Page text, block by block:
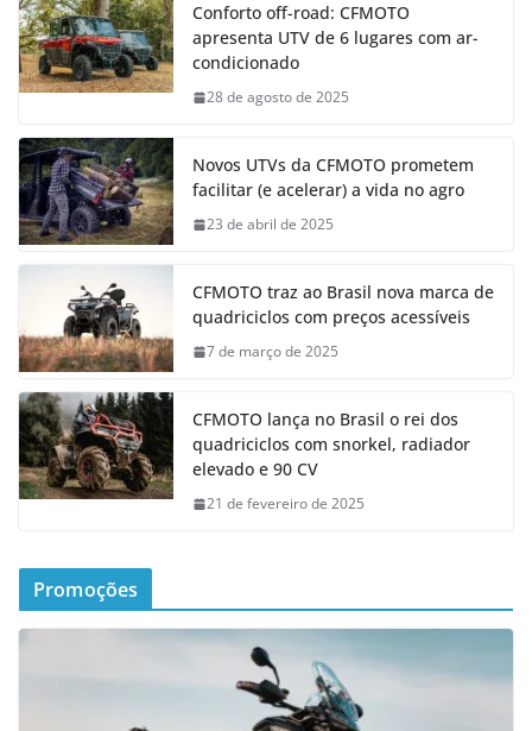
Conforto off-road: CFMOTO
apresenta UTV de 6 lugares com ar-
condicionado
28 de agosto de 2025
Novos UTVs da CFMOTO prometem
facilitar (e acelerar) a vida no agro
23 de abril de 2025
CFMOTO traz ao Brasil nova marca de
quadriciclos com preços acessíveis
7 de março de 2025
CFMOTO lança no Brasil o rei dos
quadriciclos com snorkel, radiador
elevado e 90 CV
21 de fevereiro de 2025
Promoções